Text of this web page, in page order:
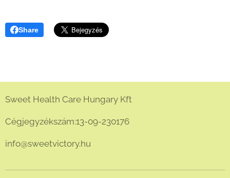
Share
Sweet Health Care Hungary Kft
Cégjegyzékszám:13-09-230176
info@sweetvictory.hu